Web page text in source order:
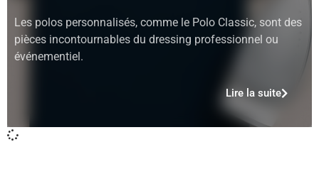
Les polos personnalisés, comme le Polo Classic, sont des
pièces incontournables du dressing professionnel ou
événementiel.
Lire la suite